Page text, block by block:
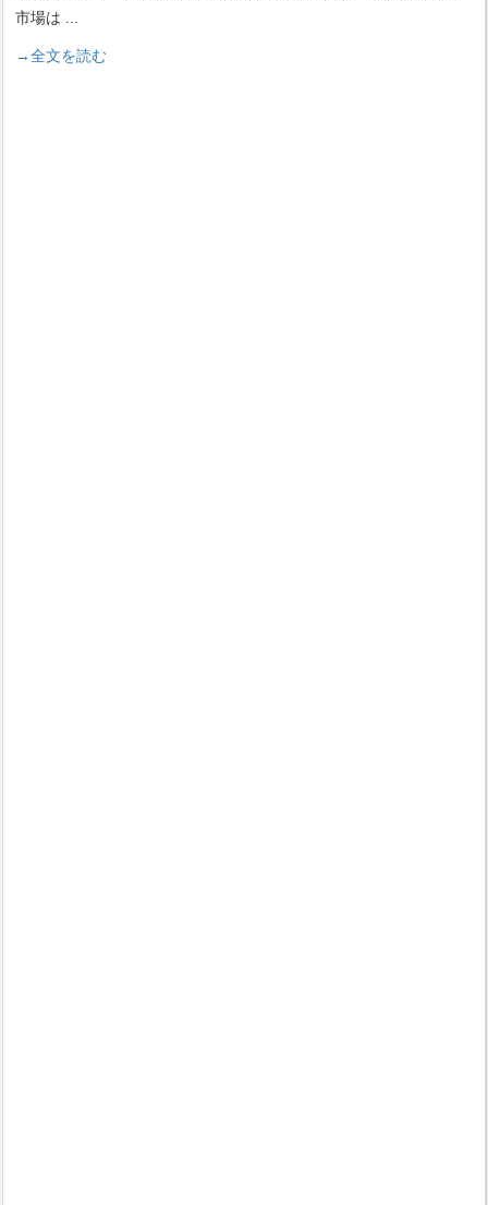
市場は
→全文を読む